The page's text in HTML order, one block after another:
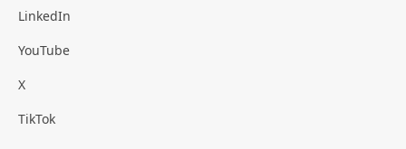
LinkedIn
YouTube
X
TikTok